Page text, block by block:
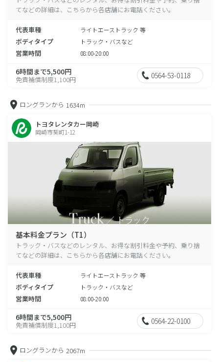
てなどの詳細は、こちらから各店舗にお電話ください。
代表車種 ライトエーストラック 等
ボディタイプ トラック・バスなど
営業時間 08:00-20:00
6時間まで5,500円
免責補償制度1,100円 0564-53-0118
ロングランから 1634m
トヨタレンタカー岡崎
岡崎市葵町1-12
基本料金プラン（T1）
トラック・バスなどのレンタル、お得な割引料金や予約、乗り捨
てなどの詳細は、こちらから各店舗にお電話ください。
代表車種 ライトエーストラック 等
ボディタイプ トラック・バスなど
営業時間 08:00-20:00
6時間まで5,500円
免責補償制度1,100円 0564-22-0100
ロングランから 2067m